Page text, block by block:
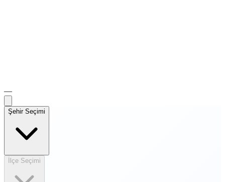
—
Şehir Seçimi
İlçe Seçimi